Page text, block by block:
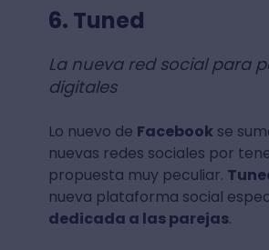
6. Tuned
La nueva red social para
digitales
Lo nuevo de Facebook se
nuevas redes sociales por
propuesta muy peculiar.
nueva plataforma social
dedicada a las parejas.